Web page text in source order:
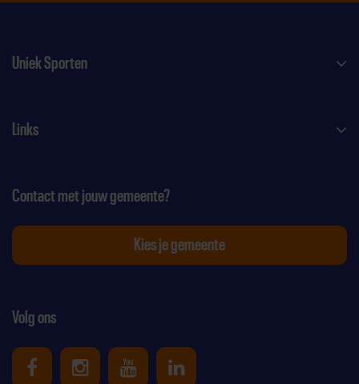
Uniek Sporten
Links
Volg ons
Uniek Sporten op Facebook
Uniek Sporten op Instagram
Uniek Sporten op Youtube
Uniek Sporten op
Contact met jouw gemeente?
Kies je gemeente